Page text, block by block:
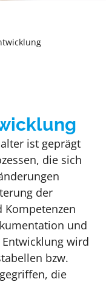
ist geprägt
die sich
der
Kompetenzen
und
wird
bzw.
die